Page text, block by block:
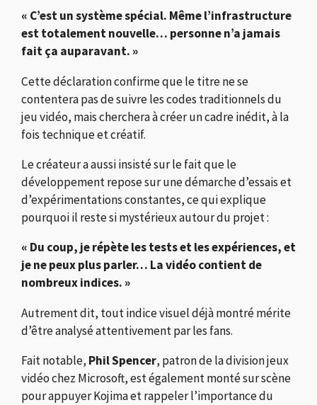
« C’est un système spécial. Même l’infrastructure
est totalement nouvelle… personne n’a jamais
fait ça auparavant. »
Cette déclaration confirme que le titre ne se
contentera pas de suivre les codes traditionnels du
jeu vidéo, mais cherchera à créer un cadre inédit, à la
fois technique et créatif.
Le créateur a aussi insisté sur le fait que le
développement repose sur une démarche d’essais et
d’expérimentations constantes, ce qui explique
pourquoi il reste si mystérieux autour du projet :
« Du coup, je répète les tests et les expériences, et
je ne peux plus parler… La vidéo contient de
nombreux indices. »
Autrement dit, tout indice visuel déjà montré mérite
d’être analysé attentivement par les fans.
Fait notable, Phil Spencer, patron de la division jeux
vidéo chez Microsoft, est également monté sur scène
pour appuyer Kojima et rappeler l’importance du